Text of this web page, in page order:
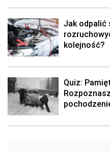
Jak odpalić
kolejność?
Quiz: